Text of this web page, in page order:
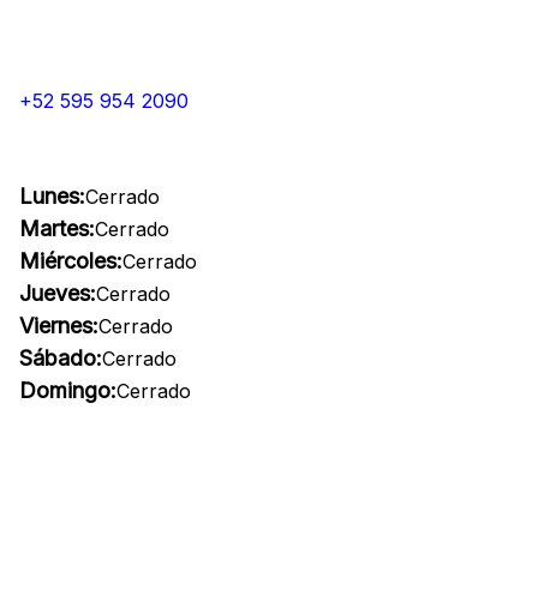
+52 595 954 2090
Lunes:Cerrado
Martes:Cerrado
Miércoles:Cerrado
Jueves:Cerrado
Viernes:Cerrado
Sábado:Cerrado
Domingo:Cerrado